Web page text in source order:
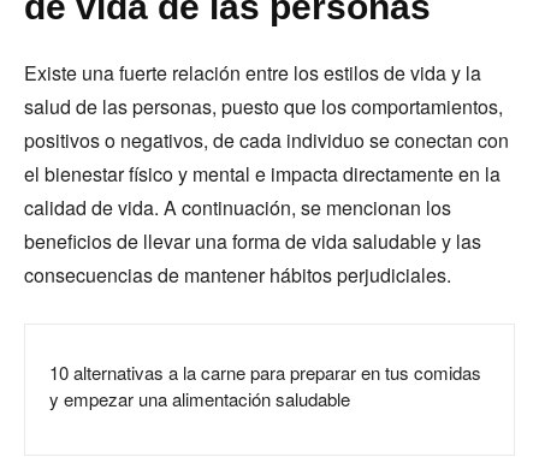
Existe una fuerte relación entre los estilos de vida y la
salud de las personas, puesto que los comportamientos,
positivos o negativos, de cada individuo se conectan con
el bienestar físico y mental e impacta directamente en la
calidad de vida. A continuación, se mencionan los
beneficios de llevar una forma de vida saludable y las
consecuencias de mantener hábitos perjudiciales.
10 alternativas a la carne para preparar en tus comidas
y empezar una alimentación saludable